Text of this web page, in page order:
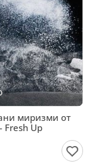
миризми от
Fresh Up